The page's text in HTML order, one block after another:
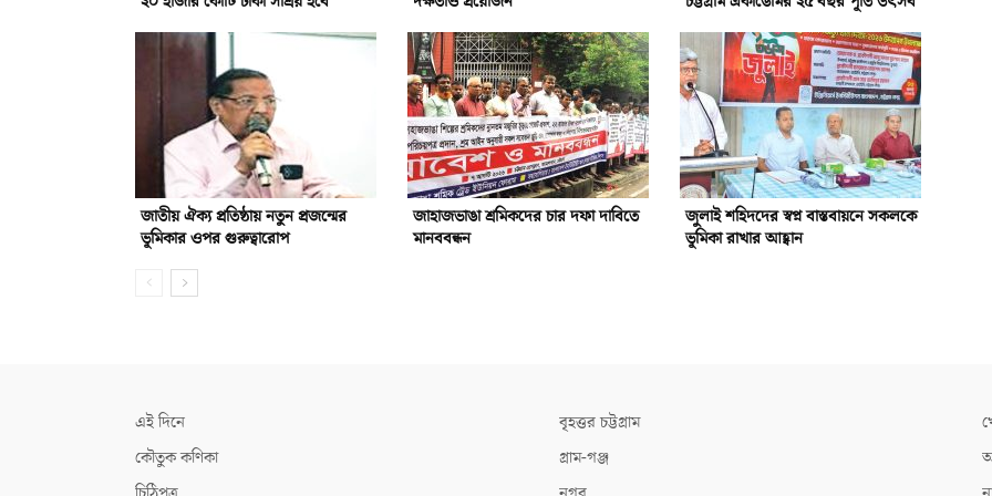
জাতীয় ঐক্য প্রতিষ্ঠায় নতুন প্রজন্মের
ভূমিকার ওপর গুরুত্বারোপ
জাহাজভাঙা শ্রমিকদের চার দফা দাবিতে
মানববন্ধন
জুলাই শহিদদের স্বপ্ন বাস্তবায়নে সকলকে
ভূমিকা রাখার আহ্বান
এই দিনে
কৌতুক কণিকা
বৃহত্তর চট্টগ্রাম
গ্রাম-গঞ্জ